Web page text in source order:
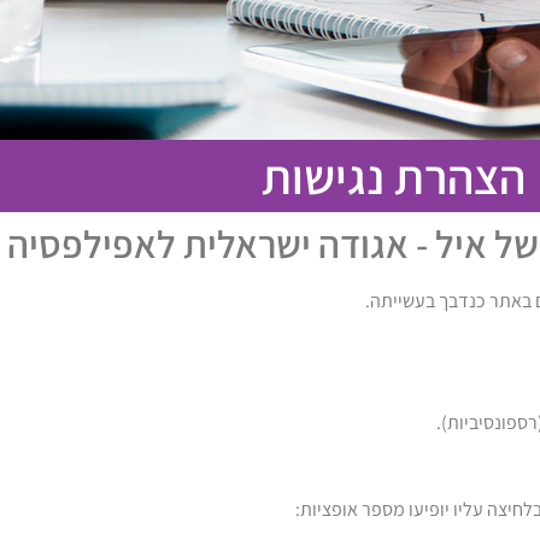
הצהרת נגישות
איל - אגודה ישראלית לאפילפסיה
באתר כנדבך בעשייתה.
עליו יופיעו מספר אופציות: